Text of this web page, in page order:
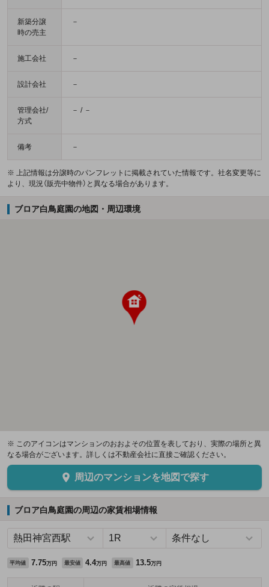
新築分譲
時の売主
－
施工会社 －
設計会社 －
管理会社/
方式
－ / －
備考 －
※ 上記情報は分譲時のパンフレットに掲載されていた情報です。社名変更等に
より、現況（販売中物件）と異なる場合があります。
ブロア白鳥庭園の地図・周辺環境
※ このアイコンはマンションのおおよその位置を表しており、実際の場所と異
なる場合がございます。詳しくは不動産会社に直接ご確認ください。
周辺のマンションを地図で探す
ブロア白鳥庭園の周辺の家賃相場情報
平均値 7.75万円 最安値 4.4万円 最高値 13.5万円